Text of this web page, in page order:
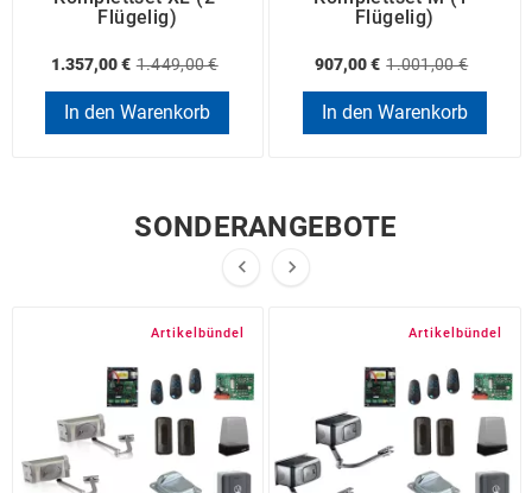
Flügelig)
1.357,00 € 1.449,00 €
In den Warenkorb
Flügelig)
907,00 € 1.001,00 €
In den Warenkorb
SONDERANGEBOTE
 
Artikelbündel Artikelbündel